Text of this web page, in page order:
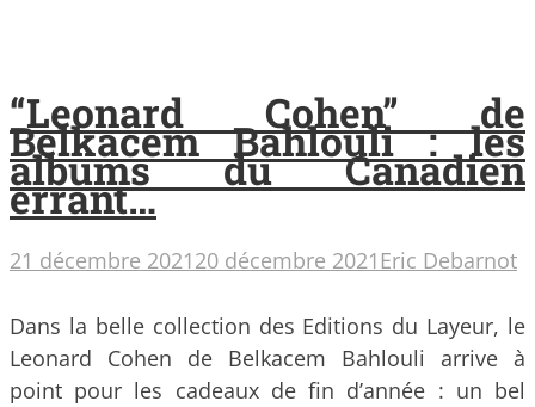
“Leonard Cohen” de
Belkacem Bahlouli : les
albums du Canadien
errant…
21 décembre 202120 décembre 2021 Eric Debarnot
Dans la belle collection des Editions du Layeur, le
Leonard Cohen de Belkacem Bahlouli arrive à
point pour les cadeaux de fin d’année : un bel